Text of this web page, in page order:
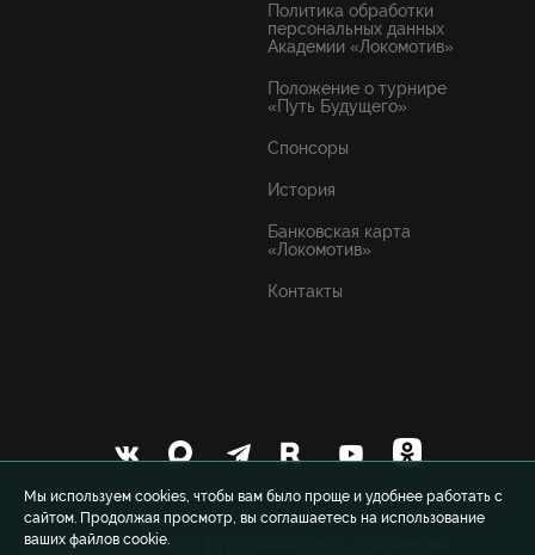
Мы используем cookies, чтобы вам было проще и удобнее работать с
сайтом. Продолжая просмотр, вы соглашаетесь на использование
ваших файлов cookie.
Политика обработки
персональных данных
Академии «Локомотив»
Положение о турнире
«Путь Будущего»
Спонсоры
История
Банковская карта
«Локомотив»
Контакты
© 1999-2026 FCLM.RU Футбольный клуб «Локомотив»